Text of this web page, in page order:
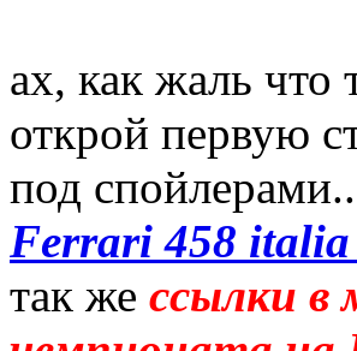
ах, как жаль
открой первую
под
Ferrari 458
так же ссылки в